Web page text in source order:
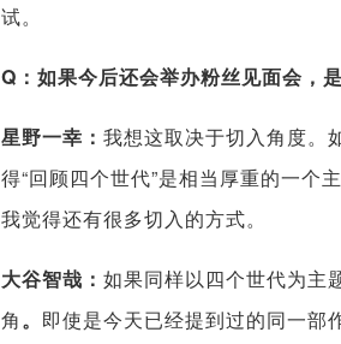
试。
Q ：如果今后还会举办粉丝见面会，
星野一幸： 我想这取决于切入角度。
得“回顾四个世代”是相当厚重的一个
我觉得还有很多切入的方式。
大谷智哉： 如果同样以四个世代为主
角。 即使是今天已经提到过的同一部